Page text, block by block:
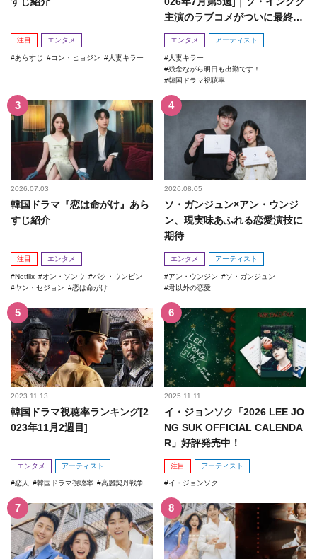
注目 エンタメ
あらすじ コン・ヒョジン 人妻キラー
主演のラブコメがついに最終
回！
エンタメ アーティスト
人妻キラー
残念ながら明日も出勤です！
韓国ドラマ視聴率
2026.07.03
韓国ドラマ『恋は命がけ』あら
すじ紹介
注目 エンタメ
Netflix オン・ソンウ
パク・ウンビン
ヤン・セジョン
恋は命がけ
2026.08.05
ソ・ガンジュン×アン・ウンジ
ン、現実味あふれる恋愛演技に
期待
エンタメ アーティスト
アン・ウンジン
ソ・ガンジュン
君以外の恋愛
2023.11.13
韓国ドラマ視聴率ランキング[2
023年11月2週目]
エンタメ アーティスト
恋人 韓国ドラマ視聴率 高麗契丹戦争
2025.11.11
イ・ジョンソク「2026 LEE JO
NG SUK OFFICIAL CALENDA
R」好評発売中！
注目 アーティスト
イ・ジョンソク